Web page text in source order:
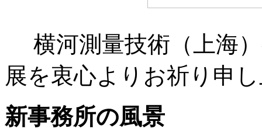
横河測量技術（上海
展を衷心よりお祈り申
新事務所の風景